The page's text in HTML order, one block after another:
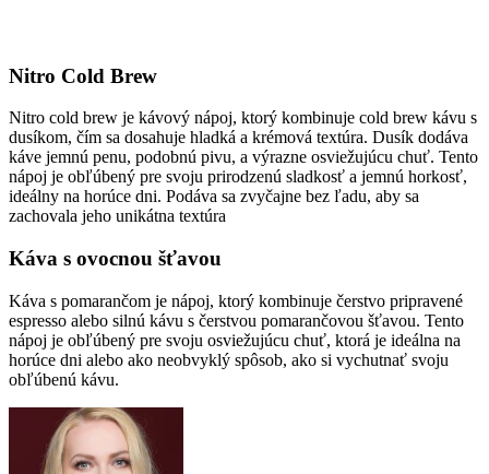
Nitro Cold Brew
Nitro cold brew je kávový nápoj, ktorý kombinuje cold brew kávu s
dusíkom, čím sa dosahuje hladká a krémová textúra. Dusík dodáva
káve jemnú penu, podobnú pivu, a výrazne osviežujúcu chuť. Tento
nápoj je obľúbený pre svoju prirodzenú sladkosť a jemnú horkosť,
ideálny na horúce dni. Podáva sa zvyčajne bez ľadu, aby sa
zachovala jeho unikátna textúra
Káva s ovocnou šťavou
Káva s pomarančom je nápoj, ktorý kombinuje čerstvo pripravené
espresso alebo silnú kávu s čerstvou pomarančovou šťavou. Tento
nápoj je obľúbený pre svoju osviežujúcu chuť, ktorá je ideálna na
horúce dni alebo ako neobvyklý spôsob, ako si vychutnať svoju
obľúbenú kávu.